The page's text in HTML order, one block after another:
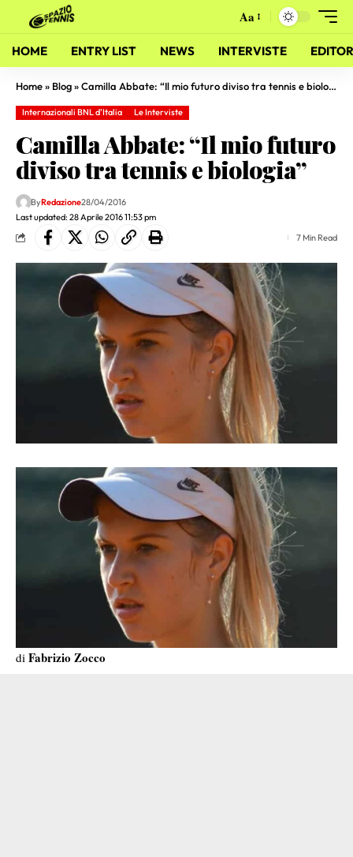
Aa
HOME ENTRY LIST NEWS INTERVISTE
Home» Blog»Camilla Abbate: “Il mio futuro diviso tra tennis e biologia”
Internazionali BNL d'Italia Le Interviste
Camilla Abbate: “Il mio futuro
diviso tra tennis e biologia”
Last updated: 28 Aprile 2016 11:53 pm
ByRedazione28/04/2016
7 Min Read
di Fabrizio Zocco